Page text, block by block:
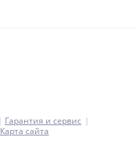
Гарантия и сервис
Карта сайта